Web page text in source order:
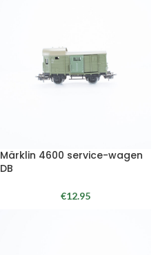
Märklin 4600 service-wagen
DB
€12.95